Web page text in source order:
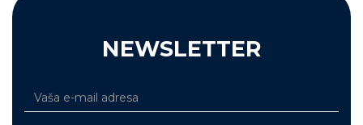
NEWSLETTER